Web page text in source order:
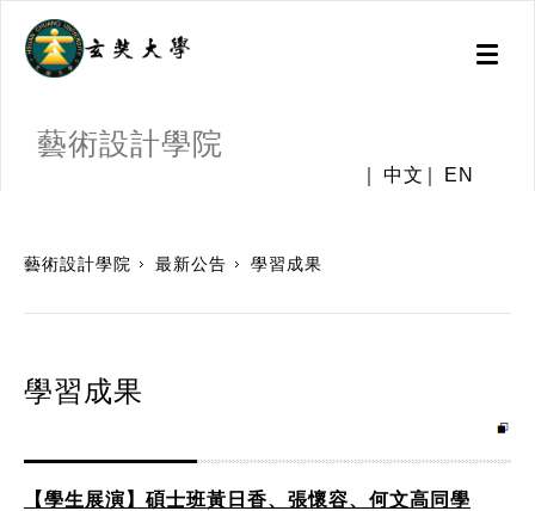
Toggle
藝術設計學院
中文 EN
藝術設計學院 最新公告 學習成果
學習成果
【學生展演】碩士班黃日香、張懷容、何文高同學